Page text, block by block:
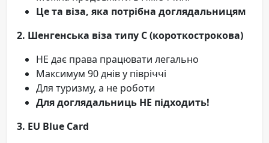
Це та віза, яка потрібна доглядальницям
2. Шенгенська віза типу C (короткострокова)
НЕ дає права працювати легально
Максимум 90 днів у півріччі
Для туризму, а не роботи
Для доглядальниць НЕ підходить!
3. EU Blue Card